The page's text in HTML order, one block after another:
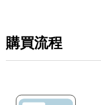
購買流程